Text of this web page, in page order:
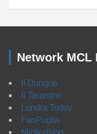
Network MCL
Il Dunque
Il Tarantino
Londra Today
FanPuglia